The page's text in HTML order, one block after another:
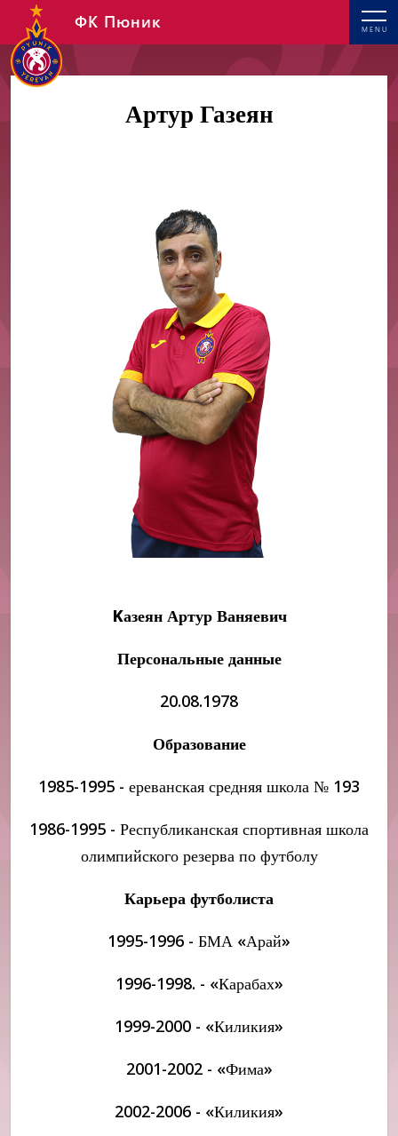
MENU
ФК Пюник
Артур Газеян
Kазеян Артур Ваняевич
Персональные данные
20.08.1978
Образование
1985-1995 - ереванская средняя школа № 193
1986-1995 - Республиканская спортивная школа
олимпийского резерва по футболу
Карьера футболиста
1995-1996 - БМА «Арай»
1996-1998. - «Карабах»
1999-2000 - «Киликия»
2001-2002 - «Фима»
2002-2006 - «Киликия»